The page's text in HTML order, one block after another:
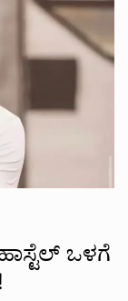
ಒಳಗೆ